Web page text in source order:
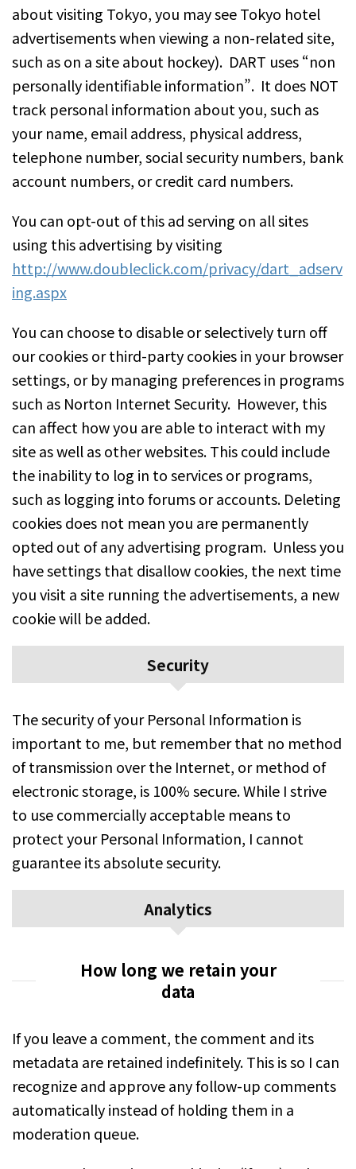
about visiting Tokyo, you may see Tokyo hotel
advertisements when viewing a non-related site,
such as on a site about hockey). DART uses “non
personally identifiable information”. It does NOT
track personal information about you, such as
your name, email address, physical address,
telephone number, social security numbers, bank
account numbers, or credit card numbers.
You can opt-out of this ad serving on all sites
using this advertising by visiting
http://www.doubleclick.com/privacy/dart_adserv
ing.aspx
You can choose to disable or selectively turn off
our cookies or third-party cookies in your browser
settings, or by managing preferences in programs
such as Norton Internet Security. However, this
can affect how you are able to interact with my
site as well as other websites. This could include
the inability to log in to services or programs,
such as logging into forums or accounts. Deleting
cookies does not mean you are permanently
opted out of any advertising program. Unless you
have settings that disallow cookies, the next time
you visit a site running the advertisements, a new
cookie will be added.
Security
The security of your Personal Information is
important to me, but remember that no method
of transmission over the Internet, or method of
electronic storage, is 100% secure. While I strive
to use commercially acceptable means to
protect your Personal Information, I cannot
guarantee its absolute security.
Analytics
How long we retain your
data
If you leave a comment, the comment and its
metadata are retained indefinitely. This is so I can
recognize and approve any follow-up comments
automatically instead of holding them in a
moderation queue.